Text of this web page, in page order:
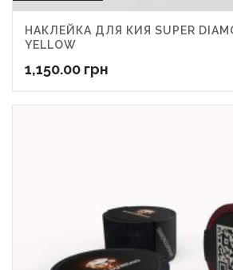
НАКЛЕЙКА ДЛЯ КИЯ SUPER
YELLOW
1,150.00 грн